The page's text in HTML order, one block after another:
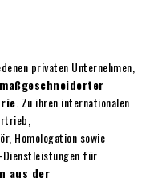
privaten Unternehmen,
. Zu ihren internationalen
Homologation sowie
für
aus der